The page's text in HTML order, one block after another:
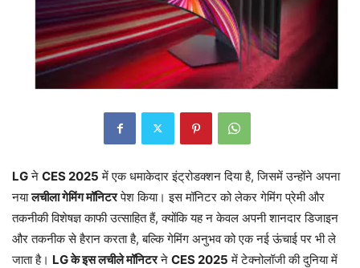
LGने CES 2025 में एक धमाकेदार इंट्रोडक्शन दिया है, जिसमें उन्होंने अपना
नयालचीला गेमिंग मॉनिटरपेश किया। इस मॉनिटर को लेकर गेमिंग प्रेमी और
तकनीकी विशेषज्ञ काफी उत्साहित हैं, क्योंकि यह न केवल अपनी शानदार डिजाइन
और तकनीक से हैरान करता है, बल्कि गेमिंग अनुभव को एक नई ऊंचाई पर भी ले
जाता है। LG के इस लचीले मॉनिटरने CES 2025 में टेक्नोलॉजी की दुनिया में